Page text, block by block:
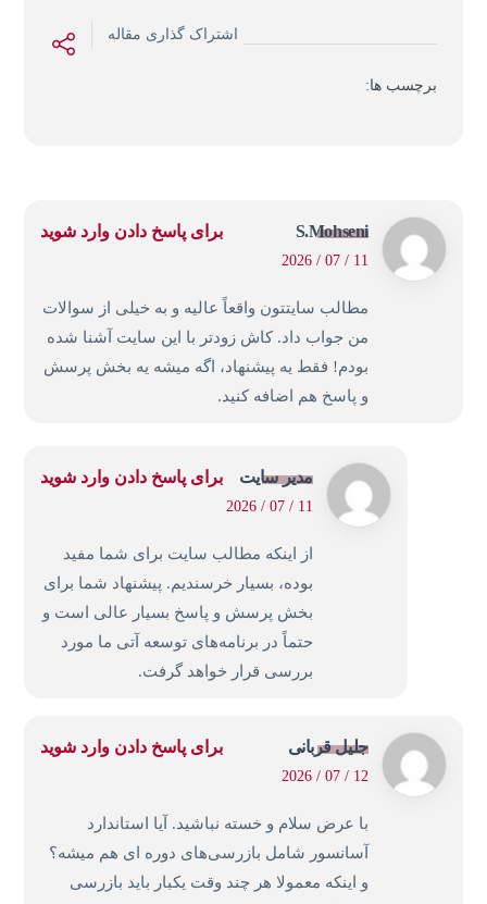
اشتراک گذاری مقاله
برچسب ها:
S.Mohseni
11 / 07 / 2026
مطالب سایتتون واقعاً عالیه و به خیلی از سوالات
من جواب داد. کاش زودتر با این سایت آشنا شده
بودم! فقط یه پیشنهاد، اگه میشه یه بخش پرسش
و پاسخ هم اضافه کنید.
برای پاسخ دادن وارد شوید
مدیر سایت
11 / 07 / 2026
از اینکه مطالب سایت برای شما مفید
بوده، بسیار خرسندیم. پیشنهاد شما برای
بخش پرسش و پاسخ بسیار عالی است و
حتماً در برنامه‌های توسعه آتی ما مورد
بررسی قرار خواهد گرفت.
برای پاسخ دادن وارد شوید
جلیل قربانی
12 / 07 / 2026
با عرض سلام و خسته نباشید. آیا استاندارد
آسانسور شامل بازرسی‌های دوره ای هم میشه؟
و اینکه معمولا هر چند وقت یکبار باید بازرسی
برای پاسخ دادن وارد شوید